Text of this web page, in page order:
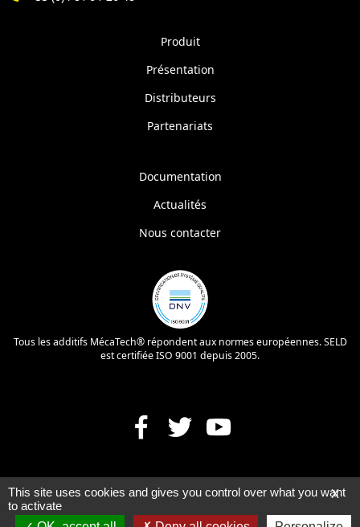
Produit
Présentation
Distributeurs
Partenariats
Documentation
Actualités
Nous contacter
Tous les additifs MécaTech® répondent aux normes européennes. SELD
est certifiée ISO 9001 depuis 2005.
© MécaTech Performances 2026 -
Mentions légalesPolitique de confidentialité-
X
This site uses cookies and gives you control over what you want
to activate